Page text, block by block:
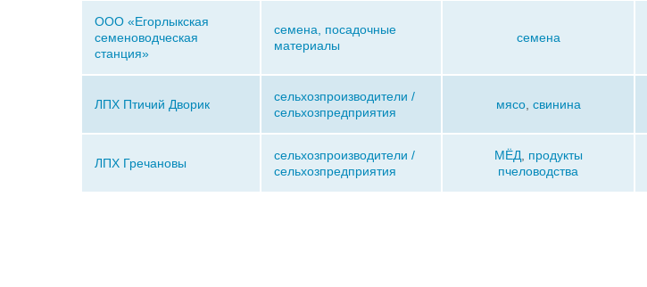
ООО «Егорлыкская
семеноводческая
станция»
семена, посадочные
материалы
семена
ЛПХ Птичий Дворик
сельхозпроизводители /
сельхозпредприятия
мясо, свинина
ЛПХ Гречановы
сельхозпроизводители /
сельхозпредприятия
МЁД, продукты
пчеловодства